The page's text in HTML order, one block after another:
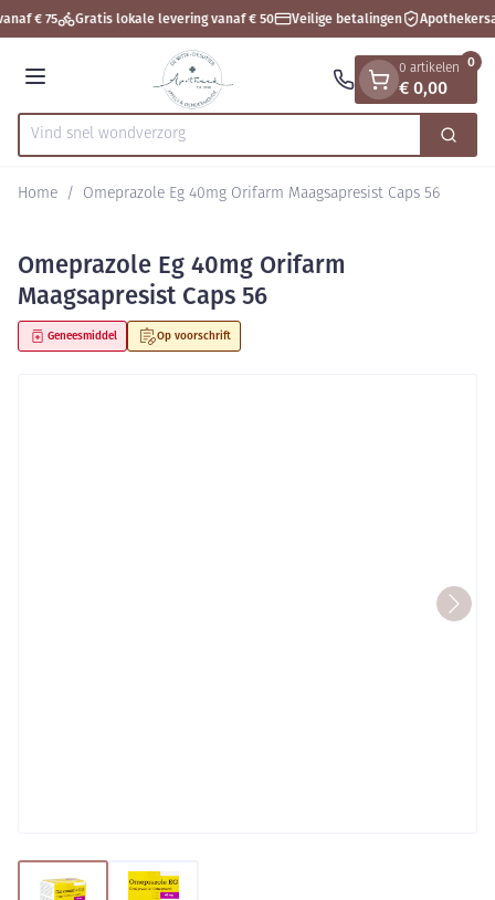
Ga naar de inhoud
1 van 1
€ 75 Gratis lokale levering vanaf € 50 Veilige betalingen
Menu
Product, merk, categorie...
Vind snel w Zoek
0 artikelen
€ 0,00
0
Home / Omeprazole Eg 40mg Orifarm Maagsapresist Caps 56
Omeprazole Eg 40mg Orifarm
Maagsapresist Caps 56
Op voorschrift
Geneesmiddel
View larger imageView larger image